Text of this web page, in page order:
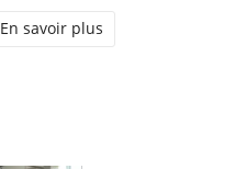
En savoir plus